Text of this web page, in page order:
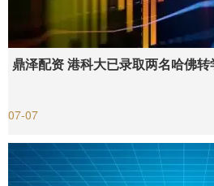
鼎泽配资 港科大已录取两名哈佛
07-07